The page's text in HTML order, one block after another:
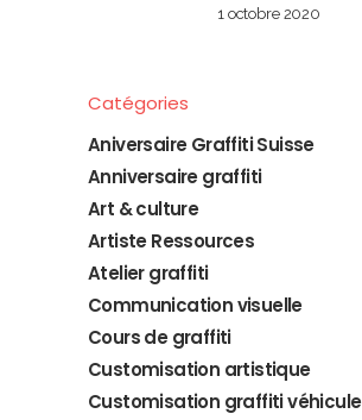
1 octobre 2020
Catégories
Aniversaire Graffiti Suisse
Anniversaire graffiti
Art & culture
Artiste Ressources
Atelier graffiti
Communication visuelle
Cours de graffiti
Customisation artistique
Customisation graffiti véhicule